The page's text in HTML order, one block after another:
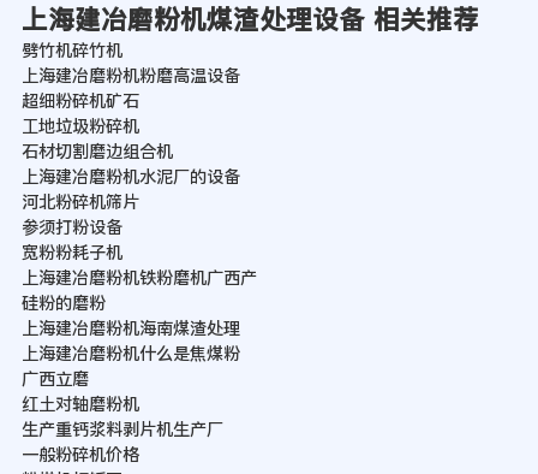
上海建冶磨粉机煤渣处理设备 相关推荐
劈竹机碎竹机
上海建冶磨粉机粉磨高温设备
超细粉碎机矿石
工地垃圾粉碎机
石材切割磨边组合机
上海建冶磨粉机水泥厂的设备
河北粉碎机筛片
参须打粉设备
宽粉粉耗子机
上海建冶磨粉机铁粉磨机广西产
硅粉的磨粉
上海建冶磨粉机海南煤渣处理
上海建冶磨粉机什么是焦煤粉
广西立磨
红土对轴磨粉机
生产重钙浆料剥片机生产厂
一般粉碎机价格